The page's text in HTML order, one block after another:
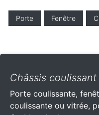
Porte Fenêtre
Châssis
Porte coulissante,
coulissante ou vitrée,